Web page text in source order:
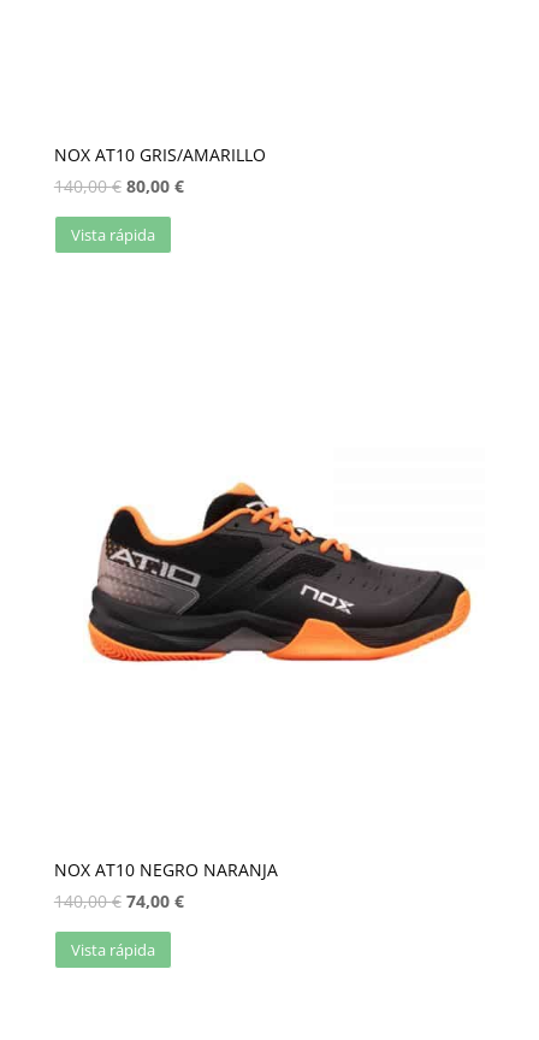
NOX AT10 GRIS/AMARILLO
140,00€ 80,00 €
Vista rápida
NOX AT10 NEGRO NARANJA
140,00€ 74,00 €
Vista rápida